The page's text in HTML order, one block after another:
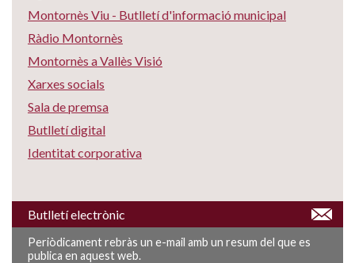
Montornès Viu - Butlletí d'informació municipal
Ràdio Montornès
Montornès a Vallès Visió
Xarxes socials
Sala de premsa
Butlletí digital
Identitat corporativa
Butlletí electrònic
Periòdicament rebràs un e-mail amb un resum del que es
publica en aquest web.